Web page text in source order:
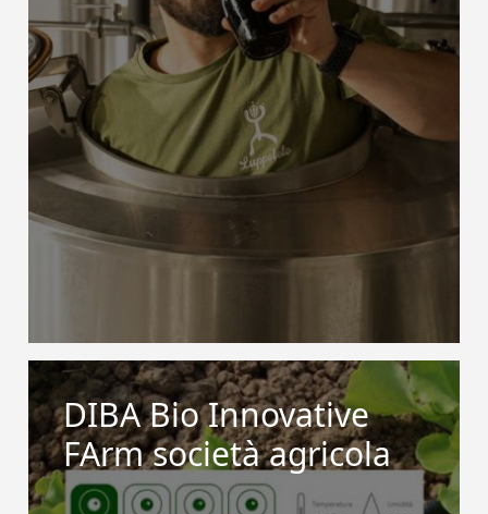
DIBA Bio Innovative
FArm società agricola